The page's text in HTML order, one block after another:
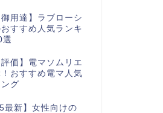
御用達】ラブローシ
おすすめ人気ランキ
選
評価】電マソムリエ
おすすめ電マ人気
グ
最新】女性向けの